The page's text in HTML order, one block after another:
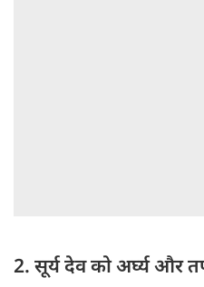
2. सूर्य देव को अर्घ्य और